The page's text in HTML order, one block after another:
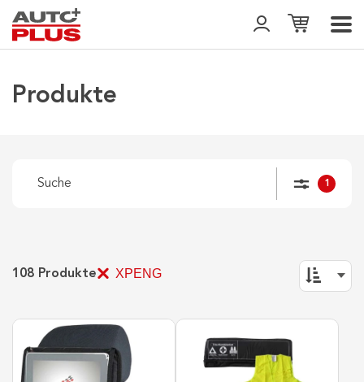
Produkte
1
108 Produkte XPENG